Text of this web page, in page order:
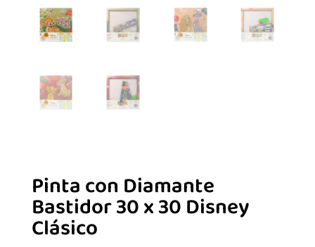
Pinta con Diamante
Bastidor 30 x 30 Disney
Clásico